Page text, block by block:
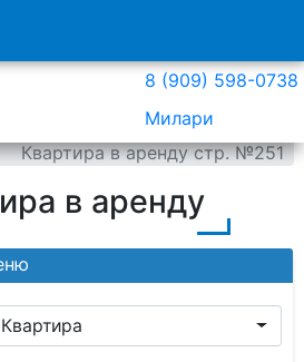
8 (909) 598-0738
Милари
Квартира в аренду стр. №251
в аренду
Квартира